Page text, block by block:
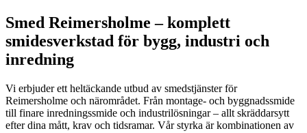
Smed Reimersholme – komplett
smidesverkstad för bygg, industri och
inredning
Vi erbjuder ett heltäckande utbud av smedstjänster för
Reimersholme och närområdet. Från montage- och byggnadssmide
till finare inredningssmide och industrilösningar – allt skräddarsytt
efter dina mått, krav och tidsramar. Vår styrka är kombinationen av